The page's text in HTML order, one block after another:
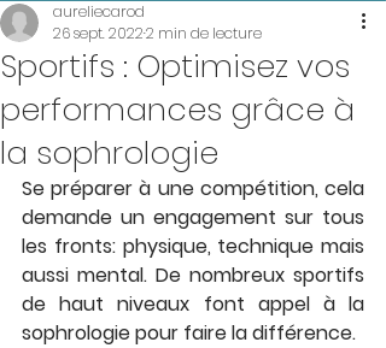
Sportifs : Optimisez vos
performances grâce à
la sophrologie
aureliecarod
26 sept. 20222 min de lecture
Se préparer à une compétition, cela
demande un engagement sur tous
les fronts: physique, technique mais
aussi mental. De nombreux sportifs
de haut niveaux font appel à la
sophrologie pour faire la différence.